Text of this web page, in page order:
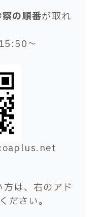
察の順番が取れ
～
は、右のアド
ださい。